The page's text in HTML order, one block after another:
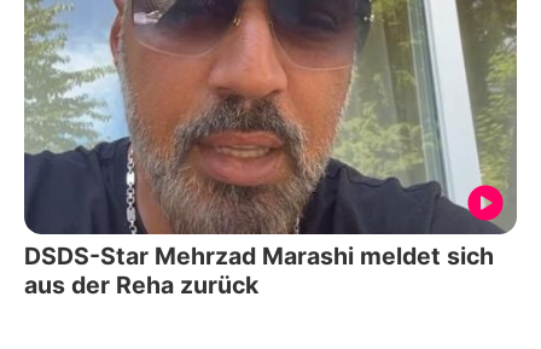
DSDS-Star Mehrzad Marashi meldet sich
aus der Reha zurück